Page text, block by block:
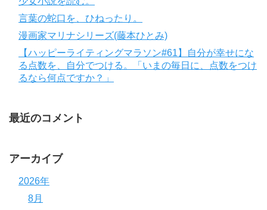
言葉の蛇口を、ひねったり。
漫画家マリナシリーズ(藤本ひとみ)
【ハッピーライティングマラソン#61】自分が幸せにな
る点数を、自分でつける。「いまの毎日に、点数をつけ
るなら何点ですか？」
最近のコメント
アーカイブ
2026年
8月